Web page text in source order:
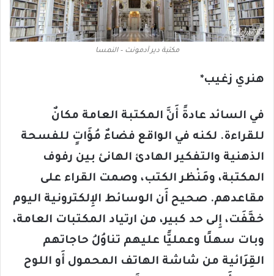
مكتبة دير آدمونت – النمسا
هنري زغيب*
في السائد عادةً أَنَّ المكتبة العامة مكانٌ
للقراءة. لكنه في الواقع فضاءٌ مُؤَاتٍ للفسحة
الذهنية والتفكير الهادئ الهانئ بين رفوف
المكتبة، ومَنْظر الكتب، وصمت القراء على
مقاعدهم. صحيح أَن الوسائط الإِلكترونية اليوم
خفَّفَت، إِلى حد كبير، من ارتياد المكتبات العامة،
وبات سهلًا وعمليًّا عليهم تناوُلُ حاجاتهم
القِرَائية من شاشة الهاتف المحمول أَو اللوح